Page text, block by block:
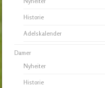
Historie
Adelskalender
Damer
Nyheiter
Historie